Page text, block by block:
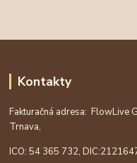
Kontakty
Fakturačná adresa: FlowLive
Trnava,
ICO: 54 365 732, DIC: